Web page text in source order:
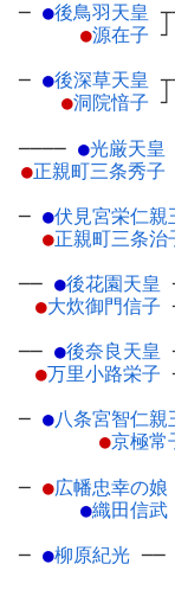
─ ●後鳥羽天皇 ┬
●源在子 ┘
─ ●後深草天皇 ┬
●洞院愔子 ┘
──── ●光厳天皇
●正親町三条秀子
─ ●伏見宮栄仁親
●正親町三条治
── ●後花園天皇
●大炊御門信子
── ●後奈良天皇
●万里小路栄子
─ ●八条宮智仁親
●京極常
─ ●広幡忠幸の娘
●織田信武
─ ●柳原紀光 ──